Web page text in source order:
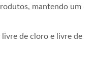
mantendo um
livre de cloro e livre de